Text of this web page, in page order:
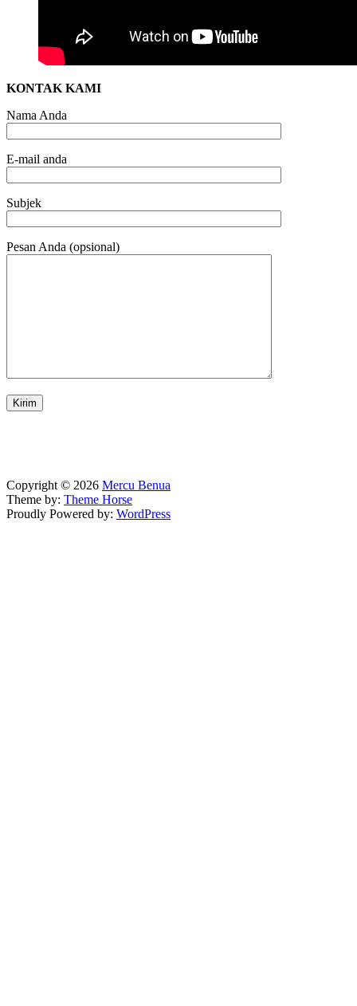
KONTAK KAMI
Nama Anda
E-mail anda
Subjek
Pesan Anda (opsional)
Copyright © 2026 Mercu Benua
Theme by: Theme Horse
Proudly Powered by: WordPress